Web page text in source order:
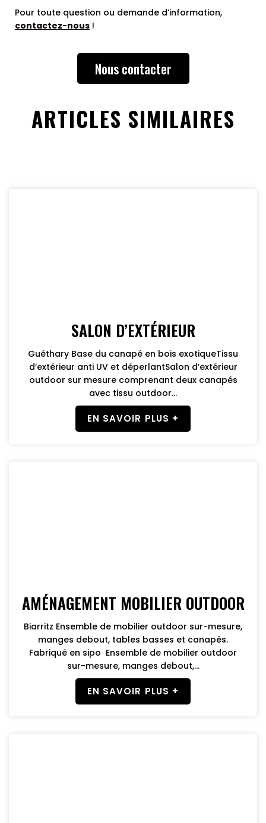
Pour toute question ou demande d’information,
contactez-nous !
Nous contacter
ARTICLES SIMILAIRES
SALON D’EXTÉRIEUR
Guéthary Base du canapé en bois exotiqueTissu
d’extérieur anti UV et déperlantSalon d’extérieur
outdoor sur mesure comprenant deux canapés
avec tissu outdoor...
EN SAVOIR PLUS +
AMÉNAGEMENT MOBILIER OUTDOOR
Biarritz Ensemble de mobilier outdoor sur-mesure,
manges debout, tables basses et canapés.
Fabriqué en sipo Ensemble de mobilier outdoor
sur-mesure, manges debout,...
EN SAVOIR PLUS +